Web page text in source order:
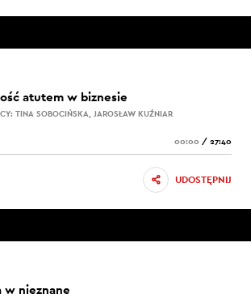
atutem w biznesie
TINA SOBOCIŃSKA, JAROSŁAW KUŹNIAR
00:00 / 27:40
UDOSTĘPNIJ
w nieznane